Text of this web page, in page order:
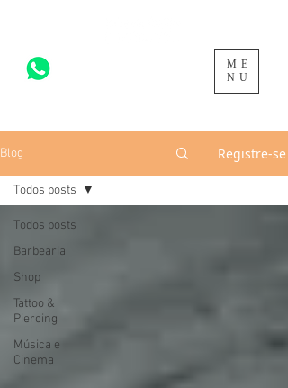
ME
NU
Blog Registre-se
Todos posts
Barbearia
Shop
Tattoo &
Piercing
Música e
Cinema
Todos posts